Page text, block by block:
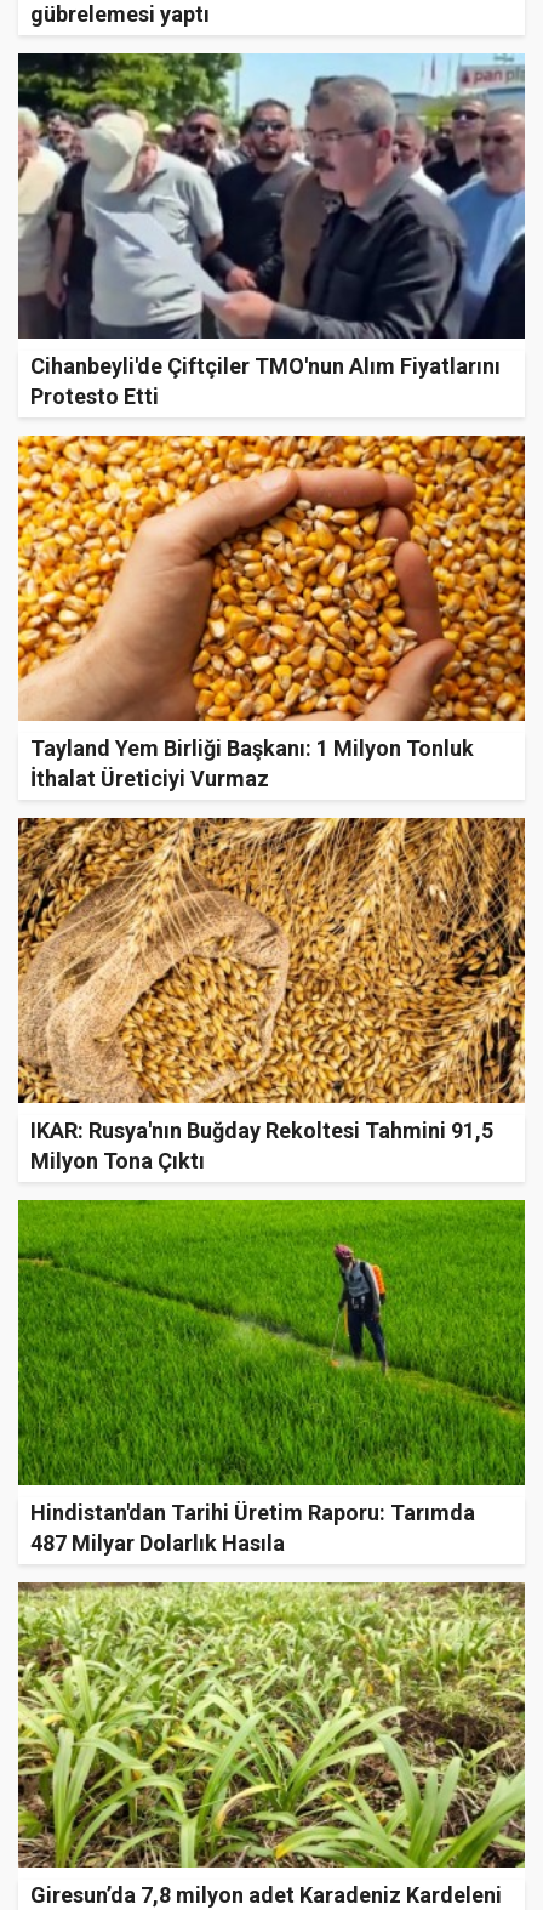
gübrelemesi yaptı
Cihanbeyli'de Çiftçiler TMO'nun Alım Fiyatlarını
Protesto Etti
Tayland Yem Birliği Başkanı: 1 Milyon Tonluk
İthalat Üreticiyi Vurmaz
IKAR: Rusya'nın Buğday Rekoltesi Tahmini 91,5
Milyon Tona Çıktı
Hindistan'dan Tarihi Üretim Raporu: Tarımda
487 Milyar Dolarlık Hasıla
Giresun’da 7,8 milyon adet Karadeniz Kardeleni